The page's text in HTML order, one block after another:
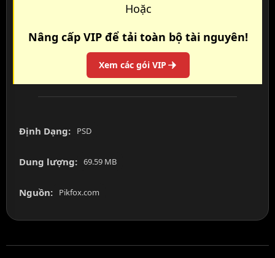
Hoặc
Nâng cấp VIP để tải toàn bộ tài nguyên!
Xem các gói VIP
Định Dạng: PSD
Dung lượng: 69.59 MB
Nguồn: Pikfox.com